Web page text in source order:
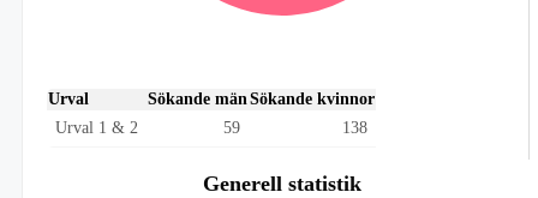
Urval Sökande mänSökande kvinnor
Urval 1 & 2
59 138
Generell statistik